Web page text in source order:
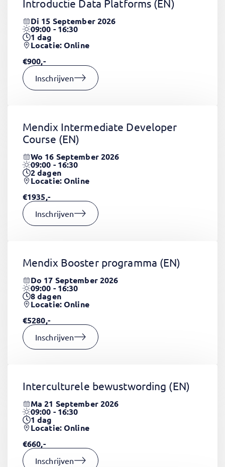
Introductie Data Platforms (EN)
Di 15 September 2026
09:00 - 16:30
1dag
Locatie: Online
€900,-
Inschrijven
Mendix Intermediate Developer
Course (EN)
Wo 16 September 2026
09:00 - 16:30
2dagen
Locatie: Online
€1935,-
Inschrijven
Mendix Booster programma (EN)
Do 17 September 2026
09:00 - 16:30
8dagen
Locatie: Online
€5280,-
Inschrijven
Interculturele bewustwording (EN)
Ma 21 September 2026
09:00 - 16:30
1dag
Locatie: Online
€660,-
Inschrijven